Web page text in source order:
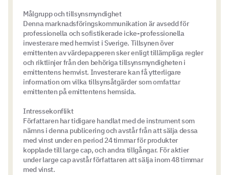
Målgrupp och tillsynsmyndighet
Denna marknadsföringskommunikation är avsedd för
professionella och sofistikerade icke-professionella
investerare med hemvist i Sverige. Tillsynen över
emittenten av värdepapperen sker enligt tillämpliga regler
och riktlinjer från den behöriga tillsynsmyndigheten i
emittentens hemvist. Investerare kan få ytterligare
information om vilka tillsynsåtgärder som omfattar
emittenten på emittentens hemsida.
Intressekonflikt
Författaren har tidigare handlat med de instrument som
nämns i denna publicering och avstår från att sälja dessa
med vinst under en period 24 timmar för produkter
kopplade till large cap, och andra tillgångar. För aktier
under large cap avstår författaren att sälja inom 48 timmar
med vinst.